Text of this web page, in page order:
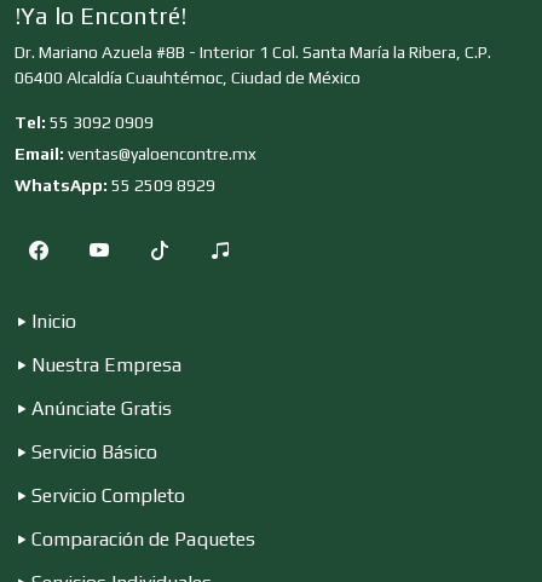
Clínicas y Hospitales
Clubes Deportivos
Cocinas Integrales
!Ya lo Encontré!
Dr. Mariano Azuela #8B - Interior 1 Col. Santa María la Ribera, C.P.
06400 Alcaldía Cuauhtémoc, Ciudad de México
Tel: 55 3092 0909
Email: ventas@yaloencontre.mx
WhatsApp: 55 2509 8929
Inicio
Nuestra Empresa
Anúnciate Gratis
Servicio Básico
Servicio Completo
Comparación de Paquetes